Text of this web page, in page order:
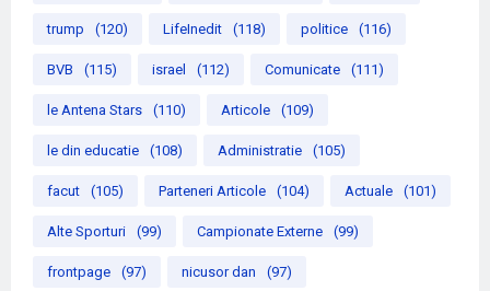
trump (120) LifeInedit (118) politice (116)
BVB (115) israel (112) Comunicate (111)
le Antena Stars (110) Articole (109)
le din educatie (108) Administratie (105)
facut (105) Parteneri Articole (104) Actuale (101)
Alte Sporturi (99) Campionate Externe (99)
frontpage (97) nicusor dan (97)